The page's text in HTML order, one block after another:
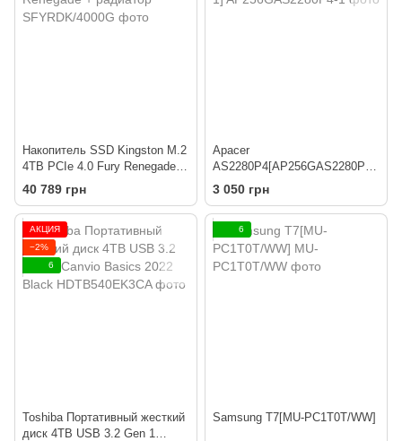
Накопитель SSD Kingston M.2
4TB PCIe 4.0 Fury Renegade +
радиатор
40 789 грн
Apacer
AS2280P4[AP256GAS2280P4-
1]
3 050 грн
АКЦИЯ
−2%
6
Toshiba Портативный жесткий
диск 4TB USB 3.2 Gen 1
6
Samsung T7[MU-PC1T0T/WW]